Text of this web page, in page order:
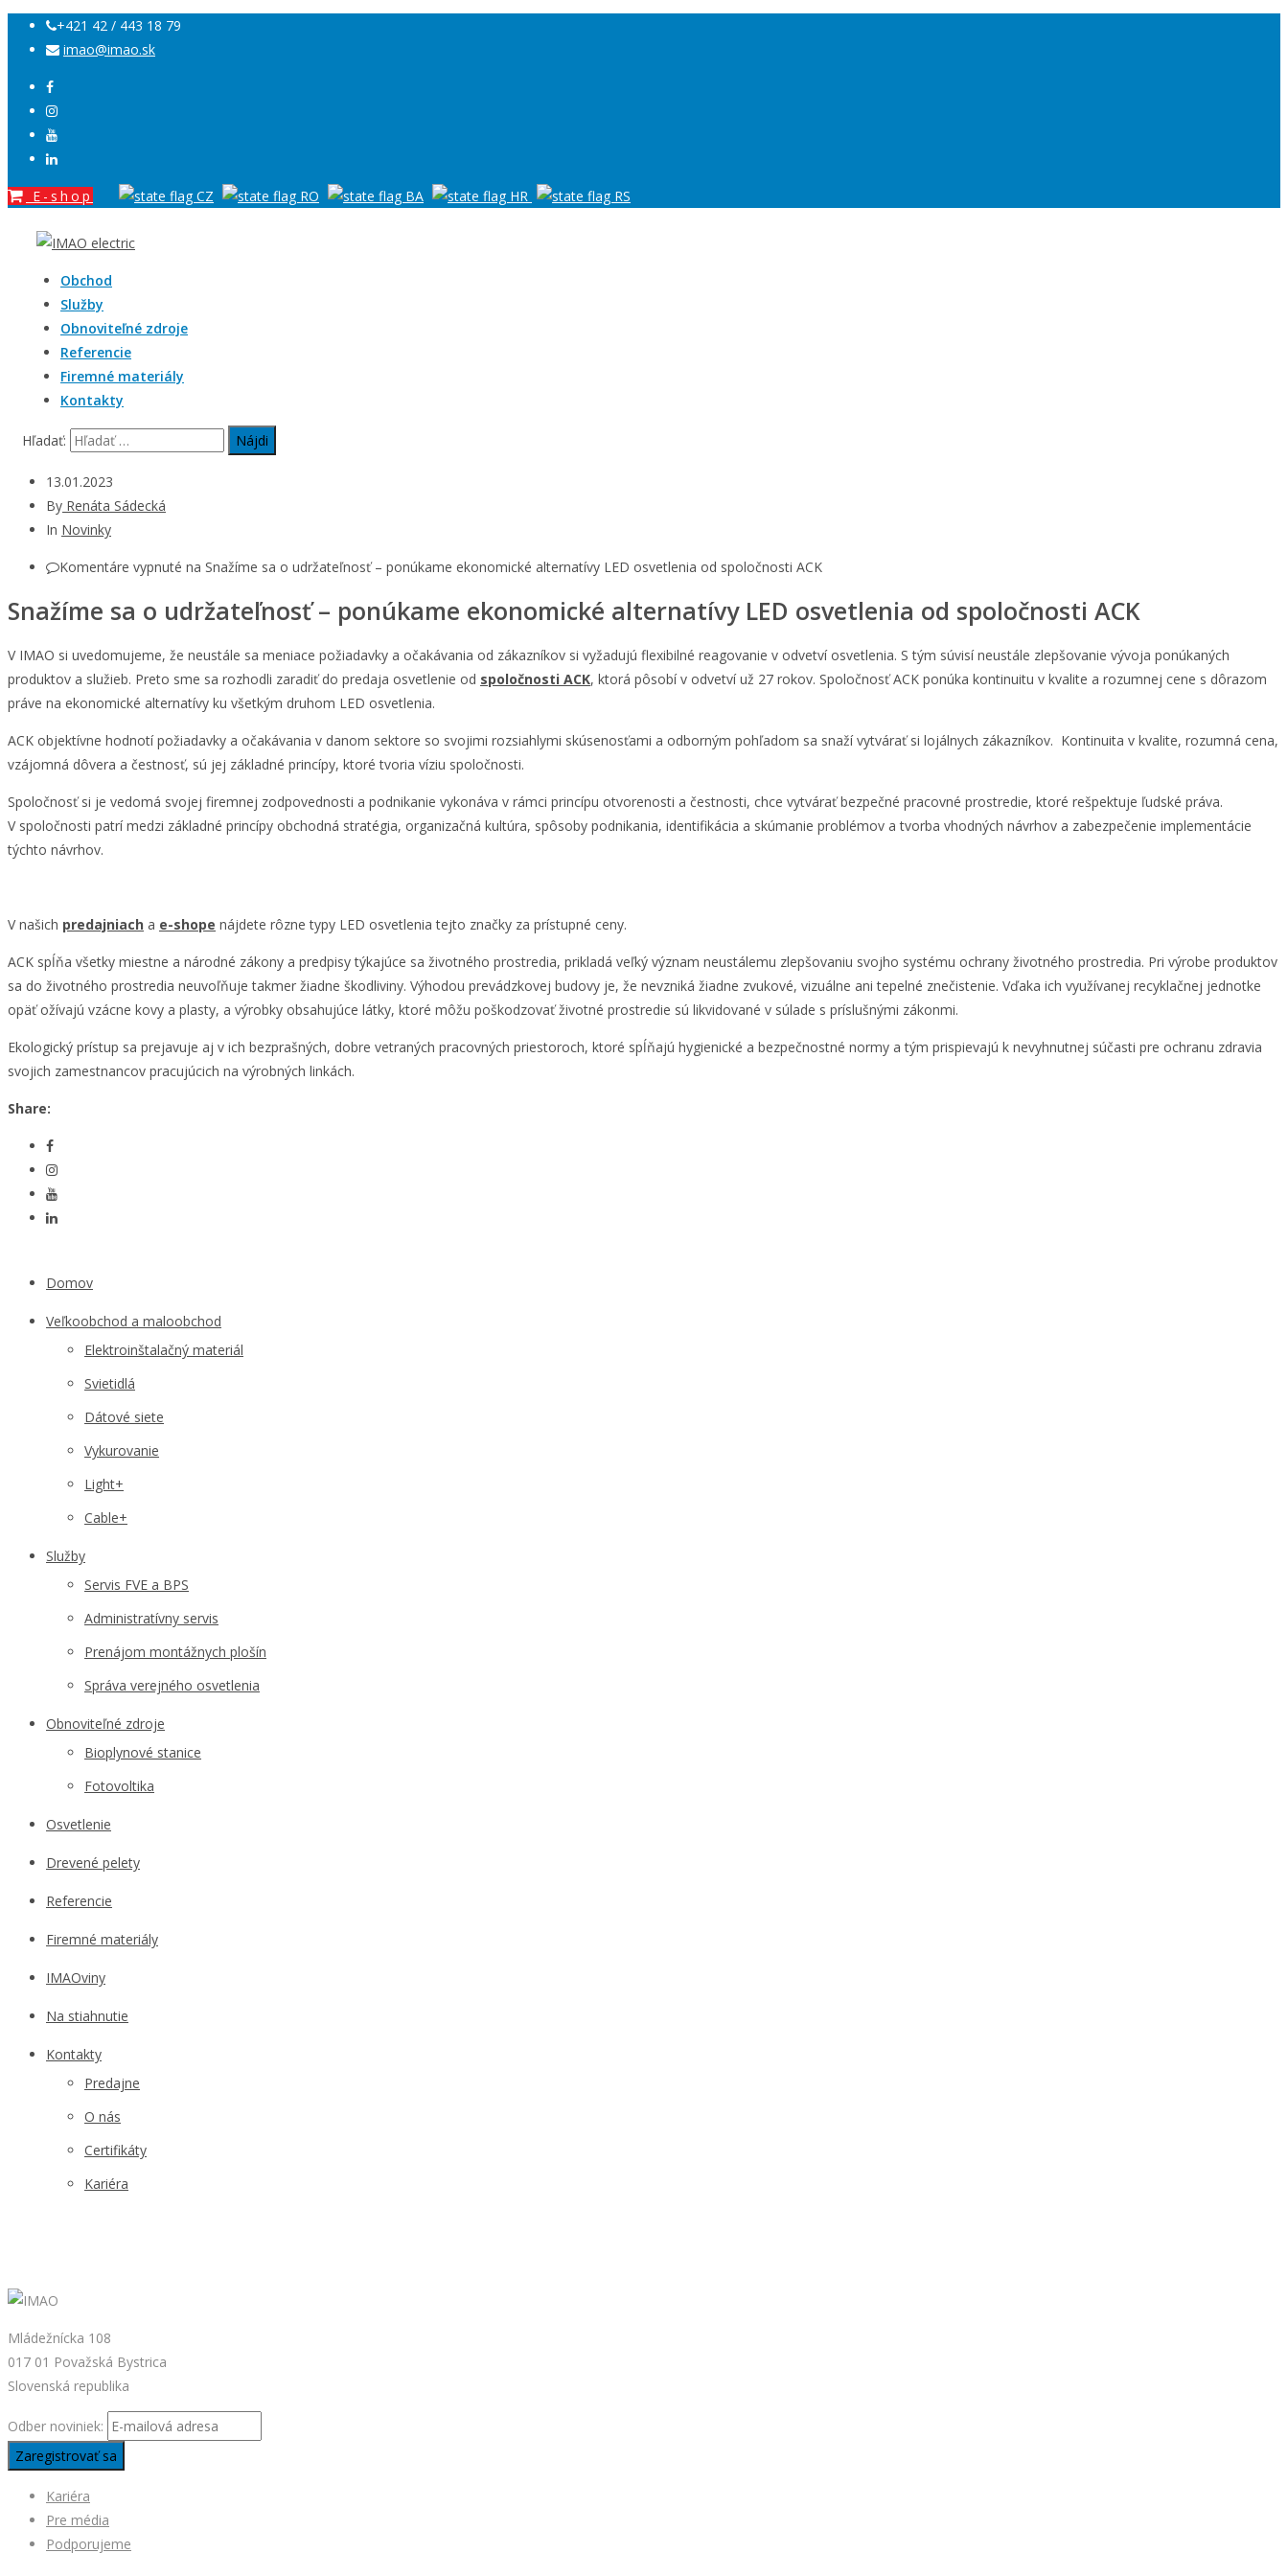
+421 42 / 443 18 79
imao@imao.sk
E-shop
Obchod
Služby
Obnoviteľné zdroje
Referencie
Firemné materiály
Kontakty
Hľadať:
13.01.2023
By Renáta Sádecká
In Novinky
Komentáre vypnuté na Snažíme sa o udržateľnosť – ponúkame ekonomické alternatívy LED osvetlenia od spoločnosti ACK
Snažíme sa o udržateľnosť – ponúkame ekonomické alternatívy LED osvetlenia od spoločnosti ACK
V IMAO si uvedomujeme, že neustále sa meniace požiadavky a očakávania od zákazníkov si vyžadujú flexibilné reagovanie v odvetví osvetlenia. S tým súvisí neustále zlepšovanie vývoja ponúkaných
produktov a služieb. Preto sme sa rozhodli zaradiť do predaja osvetlenie od spoločnosti ACK, ktorá pôsobí v odvetví už 27 rokov. Spoločnosť ACK ponúka kontinuitu v kvalite a rozumnej cene s dôrazom
práve na ekonomické alternatívy ku všetkým druhom LED osvetlenia.
ACK objektívne hodnotí požiadavky a očakávania v danom sektore so svojimi rozsiahlymi skúsenosťami a odborným pohľadom sa snaží vytvárať si lojálnych zákazníkov. Kontinuita v kvalite, rozumná cena,
vzájomná dôvera a čestnosť, sú jej základné princípy, ktoré tvoria víziu spoločnosti.
Spoločnosť si je vedomá svojej firemnej zodpovednosti a podnikanie vykonáva v rámci princípu otvorenosti a čestnosti, chce vytvárať bezpečné pracovné prostredie, ktoré rešpektuje ľudské práva.
V spoločnosti patrí medzi základné princípy obchodná stratégia, organizačná kultúra, spôsoby podnikania, identifikácia a skúmanie problémov a tvorba vhodných návrhov a zabezpečenie implementácie
týchto návrhov.
V našich predajniach a e-shope nájdete rôzne typy LED osvetlenia tejto značky za prístupné ceny.
ACK spĺňa všetky miestne a národné zákony a predpisy týkajúce sa životného prostredia, prikladá veľký význam neustálemu zlepšovaniu svojho systému ochrany životného prostredia. Pri výrobe produktov
sa do životného prostredia neuvoľňuje takmer žiadne škodliviny. Výhodou prevádzkovej budovy je, že nevzniká žiadne zvukové, vizuálne ani tepelné znečistenie. Vďaka ich využívanej recyklačnej jednotke
opäť ožívajú vzácne kovy a plasty, a výrobky obsahujúce látky, ktoré môžu poškodzovať životné prostredie sú likvidované v súlade s príslušnými zákonmi.
Ekologický prístup sa prejavuje aj v ich bezprašných, dobre vetraných pracovných priestoroch, ktoré spĺňajú hygienické a bezpečnostné normy a tým prispievajú k nevyhnutnej súčasti pre ochranu zdravia
svojich zamestnancov pracujúcich na výrobných linkách.
Share:
Domov
Veľkoobchod a maloobchod
Elektroinštalačný materiál
Svietidlá
Dátové siete
Vykurovanie
Light+
Cable+
Služby
Servis FVE a BPS
Administratívny servis
Prenájom montážnych plošín
Správa verejného osvetlenia
Obnoviteľné zdroje
Bioplynové stanice
Fotovoltika
Osvetlenie
Drevené pelety
Referencie
Firemné materiály
IMAOviny
Na stiahnutie
Kontakty
Predajne
O nás
Certifikáty
Kariéra
Mládežnícka 108
017 01 Považská Bystrica
Slovenská republika
Odber noviniek:
Kariéra
Pre média
Podporujeme